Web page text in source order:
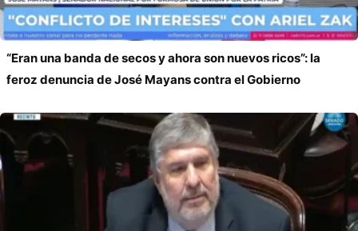
“Eran una banda de secos y ahora son nuevos ricos”: la
feroz denuncia de José Mayans contra el Gobierno